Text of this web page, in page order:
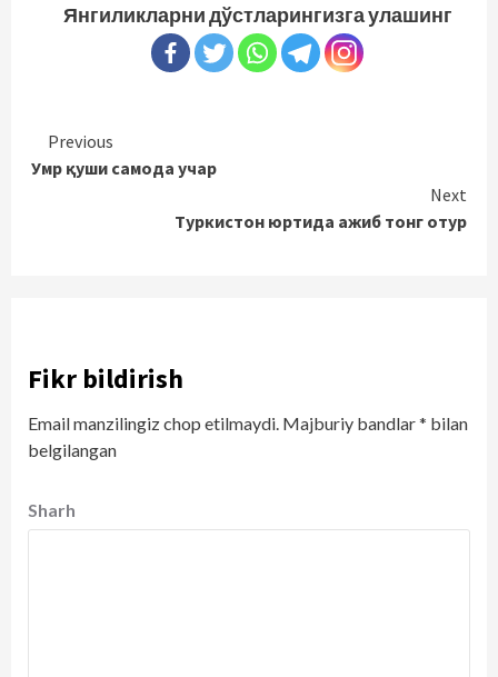
Янгиликларни дўстларингизга улашинг
Continue
Reading
Previous
Умр қуши самода учар
Next
Туркистон юртида ажиб тонг отур
Fikr bildirish
Email manzilingiz chop etilmaydi. Majburiy bandlar* bilan
belgilangan
Sharh